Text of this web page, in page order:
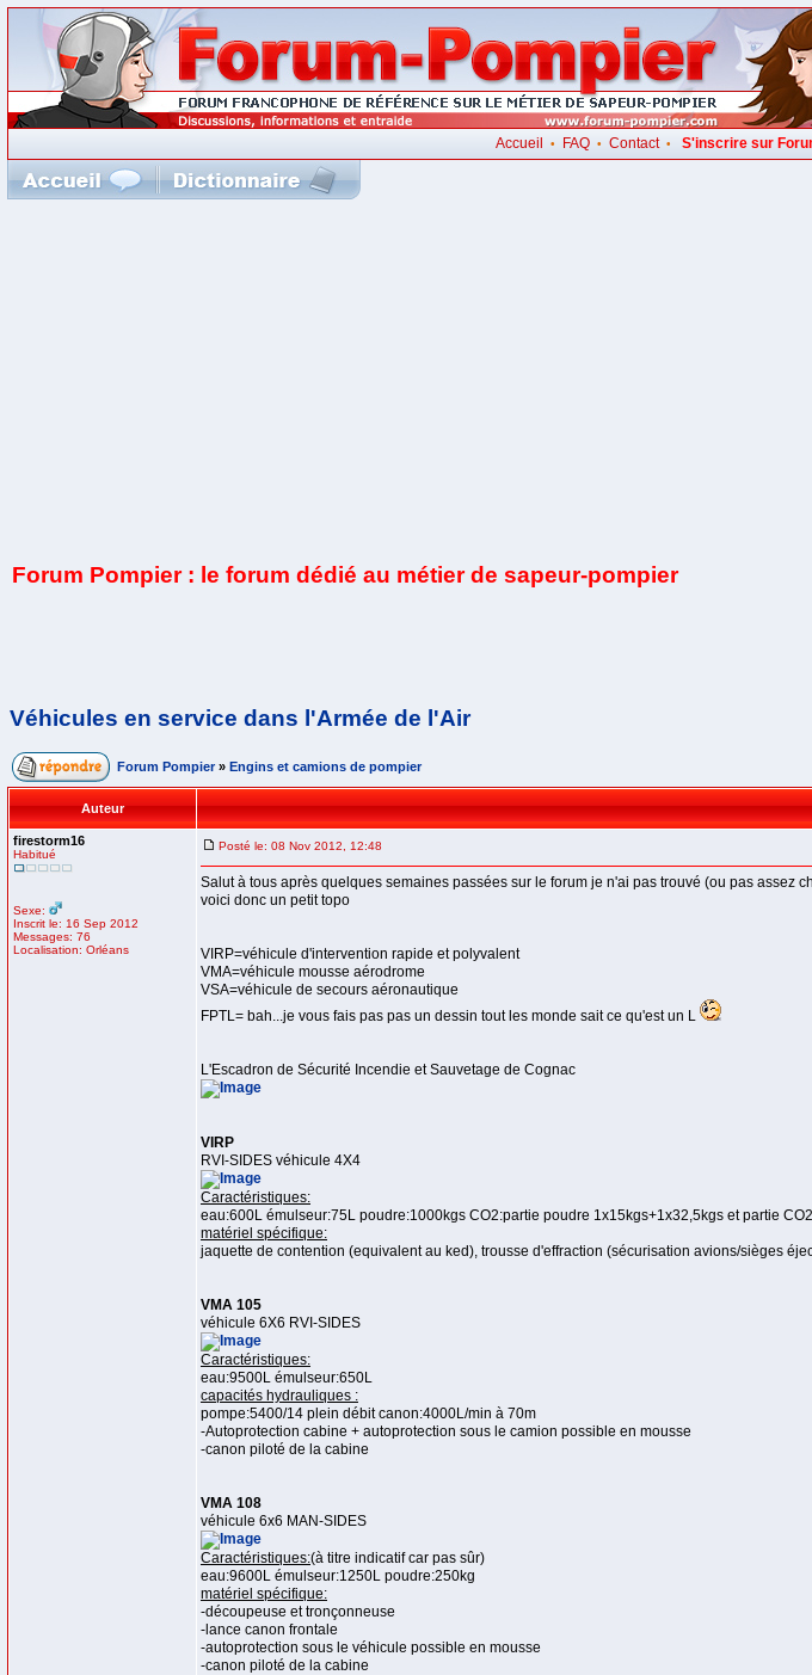
Accueil • FAQ• Contact• S'inscrire sur
Forum Pompier : le forum dédié au métier de sapeur-pompier
Véhicules en service dans l'Armée de l'Air
Forum Pompier » Engins et camions de pompier
Auteur
firestorm16
Habitué
Sexe:
Inscrit le: 16 Sep 2012
Messages: 76
Localisation: Orléans
Posté le: 08 Nov 2012, 12:48
Salut à tous après quelques semaines passées sur le forum je n'ai pas trouvé (ou pas assez
voici donc un petit topo
VIRP=véhicule d'intervention rapide et polyvalent
VMA=véhicule mousse aérodrome
VSA=véhicule de secours aéronautique
FPTL= bah...je vous fais pas pas un dessin tout les monde sait ce qu'est un L
L'Escadron de Sécurité Incendie et Sauvetage de Cognac
VIRP
RVI-SIDES véhicule 4X4
Caractéristiques:
eau:600L émulseur:75L poudre:1000kgs CO2:partie poudre 1x15kgs+1x32,5kgs et partie
matériel spécifique:
jaquette de contention (equivalent au ked), trousse d'effraction (sécurisation avions/sièges
VMA 105
véhicule 6X6 RVI-SIDES
Caractéristiques:
eau:9500L émulseur:650L
capacités hydrauliques :
pompe:5400/14 plein débit canon:4000L/min à 70m
-Autoprotection cabine + autoprotection sous le camion possible en mousse
-canon piloté de la cabine
VMA 108
véhicule 6x6 MAN-SIDES
Caractéristiques:(à titre indicatif car pas sûr)
eau:9600L émulseur:1250L poudre:250kg
matériel spécifique:
-découpeuse et tronçonneuse
-lance canon frontale
-autoprotection sous le véhicule possible en mousse
-canon piloté de la cabine